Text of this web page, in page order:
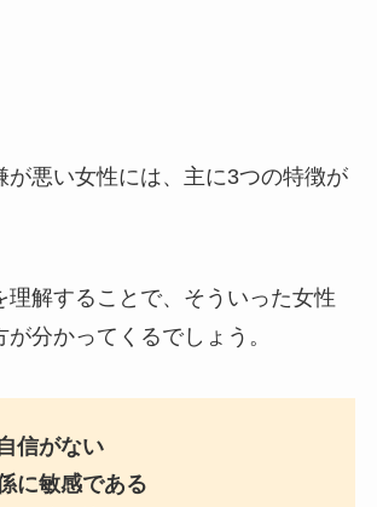
が悪い女性には、主に3つの特徴が
理解することで、そういった女性
が分かってくるでしょう。
信がない
に敏感である